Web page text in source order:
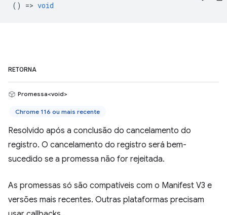
() => void
RETORNA
Promessa<void>
Chrome 116 ou mais recente
Resolvido após a conclusão do cancelamento do
registro. O cancelamento do registro será bem-
sucedido se a promessa não for rejeitada.
As promessas só são compatíveis com o Manifest V3 e
versões mais recentes. Outras plataformas precisam